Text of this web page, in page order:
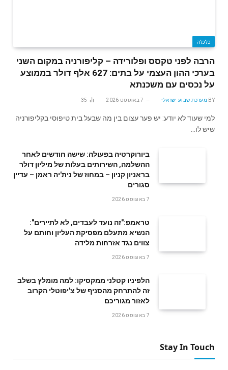
כלכלה
הרבה לפני טקסס ופלורידה – קליפורניה במקום השני
בערכי ההון העצמי על בתים: 627 אלף דולר בממוצע
על נכסים עם משכנתא
BY מערכת שבוע ישראלי 7 באוגוסט 2026 35
למי שעוד לא יודע: יש פער עצום בין מה שבעל בית טיפוסי בקליפורניה
שיש לו…
ביורוקרטיה בפעולה: שישה חודשים לאחר
ההשלמה, השירותים בעלות של מיליון דולר
בראניון קניון – במחוז של נית'יה ראמן – עדיין
סגורים
7 באוגוסט 2026
טראמפ:"זה נועד לעבדים, לא לתיירים":
הנשיא מתעלם מפסיקת העליון וחותם על
צווים נגד אזרחות מלידה
7 באוגוסט 2026
הלפיניו קטלני ממקסיקו: למה מומלץ בשלב
זה להתרחק מהסניף של צ'יפוטלי הקרוב
לאזור מגוריכם
7 באוגוסט 2026
Stay In Touch